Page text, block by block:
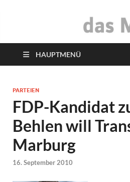
das
HAUPTMENÜ
PARTEIEN
FDP-Kandidat
Behlen will
Marburg
16. September 2010